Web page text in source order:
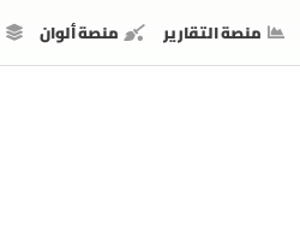
منصة التقارير منصة ألوان